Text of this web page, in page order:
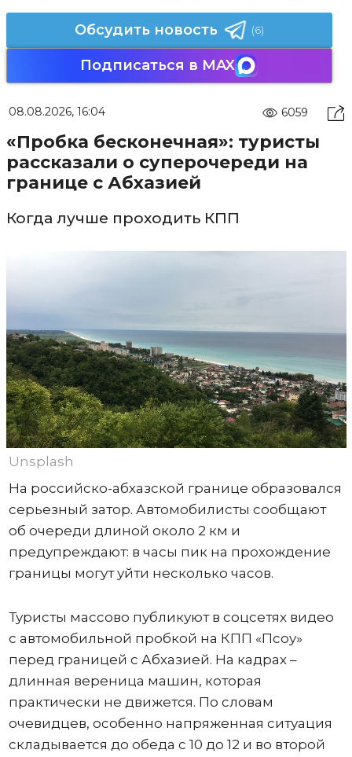
Обсудить новость (6)
Подписаться в MAX
08.08.2026, 16:04 6059
«Пробка бесконечная»: туристы
рассказали о суперочереди на
границе с Абхазией
Когда лучше проходить КПП
Unsplash
На российско-абхазской границе образовался
серьезный затор. Автомобилисты сообщают
об очереди длиной около 2 км и
предупреждают: в часы пик на прохождение
границы могут уйти несколько часов.
Туристы массово публикуют в соцсетях видео
с автомобильной пробкой на КПП «Псоу»
перед границей с Абхазией. На кадрах –
длинная вереница машин, которая
практически не движется. По словам
очевидцев, особенно напряженная ситуация
складывается до обеда с 10 до 12 и во второй